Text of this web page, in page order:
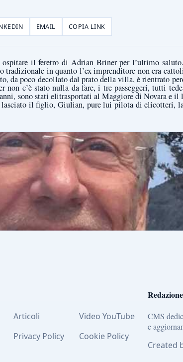
EMAIL COPIA LINK
il feretro di Adrian Briner per l’ultimo
in quanto l’ex imprenditore non era
da poco decollato dal prato della villa, è rientrato
c’è stato nulla da fare, i tre passeggeri, tutti
sono stati elitrasportati al Maggiore di Novara e
lasciato il figlio, Giulian, pure lui pilota di elicotteri,
Articoli
Video YouTube
Privacy Policy Cookie Policy
Redazione
CMS
e
Created